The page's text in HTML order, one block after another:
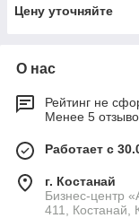
Цену уточняйте
О нас
Рейтинг не
Менее 5
Работает с
г. Костанай
Бизнес-центр
411, Костанай,